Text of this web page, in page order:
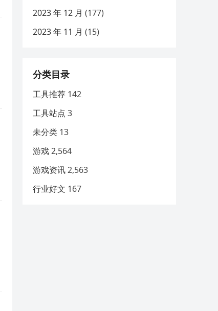
2023 年 12 月 (177)
2023 年 11 月 (15)
分类目录
工具推荐 142
工具站点 3
未分类 13
游戏2,564
游戏资讯2,563
行业好文 167